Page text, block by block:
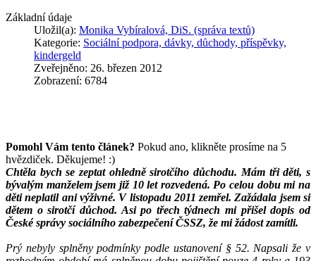
Základní údaje
Uložil(a): Monika Vybíralová, DiS. (správa textů)
Kategorie: Sociální podpora, dávky, důchody, příspěvky,
kindergeld
Zveřejněno: 26. březen 2012
Zobrazení: 6784
Pomohl Vám tento článek? Pokud ano, klikněte prosíme na 5
hvězdiček. Děkujeme! :)
Chtěla bych se zeptat ohledně sirotčího důchodu. Mám tři děti, s
bývalým manželem jsem již 10 let rozvedená. Po celou dobu mi na
děti neplatil ani výživné. V listopadu 2011 zemřel. Zažádala jsem si
dětem o sirotčí důchod. Asi po třech týdnech mi přišel dopis od
České správy sociálního zabezpečení ČSSZ, že mi žádost zamítli.
Prý nebyly splněny podmínky podle ustanovení § 52. Napsali že v